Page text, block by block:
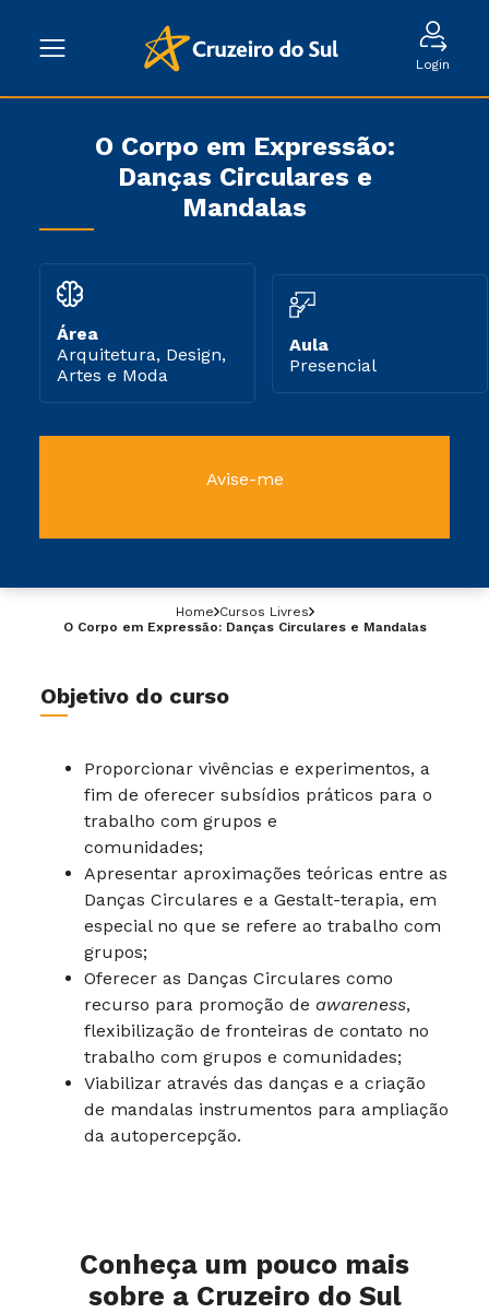
Login
Home Cursos Livres
O Corpo em Expressão: Danças Circulares e Mandalas
Objetivo do curso
Proporcionar vivências e experimentos, a
fim de oferecer subsídios práticos para o
trabalho com grupos e
comunidades;
Apresentar aproximações teóricas entre as
Danças Circulares e a Gestalt-terapia, em
especial no que se refere ao trabalho com
grupos;
Oferecer as Danças Circulares como
recurso para promoção de awareness,
flexibilização de fronteiras de contato no
trabalho com grupos e comunidades;
Viabilizar através das danças e a criação
de mandalas instrumentos para ampliação
da autopercepção.
O Corpo em Expressão:
Danças Circulares e
Mandalas
Área
Arquitetura, Design,
Artes e Moda
Aula
Presencial
Avise-me
Conheça um pouco mais
sobre a Cruzeiro do Sul